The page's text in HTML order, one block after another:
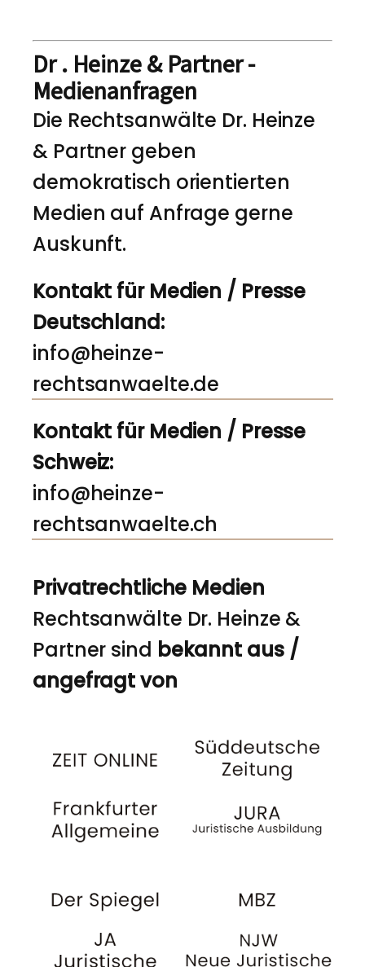
Dr . Heinze & Partner -
Medienanfragen
Die Rechtsanwälte Dr. Heinze
& Partner geben
demokratisch orientierten
Medien auf Anfrage gerne
Auskunft.
Kontakt für Medien / Presse
Deutschland:
info@heinze-
rechtsanwaelte.de
Kontakt für Medien / Presse
Schweiz:
info@heinze-
rechtsanwaelte.ch
Privatrechtliche Medien
Rechtsanwälte Dr. Heinze &
Partner sind bekannt aus /
angefragt von